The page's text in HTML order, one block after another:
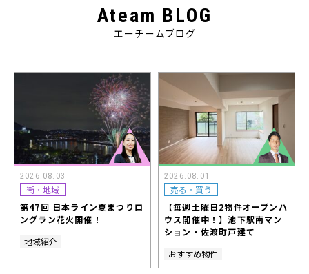
Ateam BLOG
エーチームブログ
2026.08.03
街・地域
第47回 日本ライン夏まつりロ
ングラン花火開催！
地域紹介
2026.08.01
売る・買う
【毎週土曜日2物件オープンハ
ウス開催中！】池下駅南マン
ション・佐渡町戸建て
おすすめ物件